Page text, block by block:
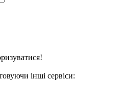
інші сервіси: